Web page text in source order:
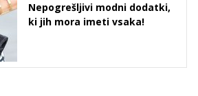
Nepogrešljivi modni dodatki,
ki jih mora imeti vsaka!